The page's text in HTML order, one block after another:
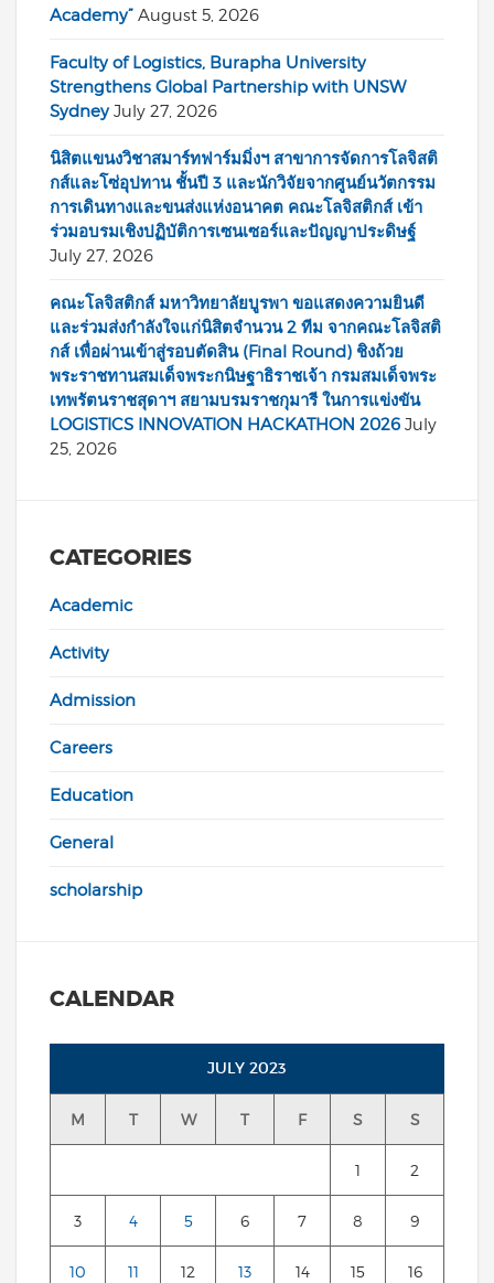
Academy” August 5, 2026
Faculty of Logistics, Burapha University
Strengthens Global Partnership with UNSW
Sydney July 27, 2026
นิสิตแขนงวิชาสมาร์ทฟาร์มมิ่งฯ สาขาการจัดการโลจิสติ
กส์และโซ่อุปทาน ชั้นปี 3 และนักวิจัยจากศูนย์นวัตกรรม
การเดินทางและขนส่งแห่งอนาคต คณะโลจิสติกส์ เข้า
ร่วมอบรมเชิงปฏิบัติการเซนเซอร์และปัญญาประดิษฐ์
July 27, 2026
คณะโลจิสติกส์ มหาวิทยาลัยบูรพา ขอแสดงความยินดี
และร่วมส่งกำลังใจแก่นิสิตจำนวน 2 ทีม จากคณะโลจิสติ
กส์ เพื่อผ่านเข้าสู่รอบตัดสิน (Final Round) ชิงถ้วย
พระราชทานสมเด็จพระกนิษฐาธิราชเจ้า กรมสมเด็จพระ
เทพรัตนราชสุดาฯ สยามบรมราชกุมารี ในการแข่งขัน
LOGISTICS INNOVATION HACKATHON 2026 July
25, 2026
CATEGORIES
Academic
Activity
Admission
Careers
Education
General
scholarship
CALENDAR
JULY 2023
M T W T F S S
1 2
3 4 5 6 7 8 9
10 11 12 13 14 15 16